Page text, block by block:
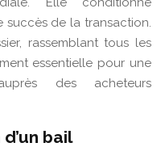
de la transaction.
rassemblant tous les
essentielle pour une
des acheteurs
bail